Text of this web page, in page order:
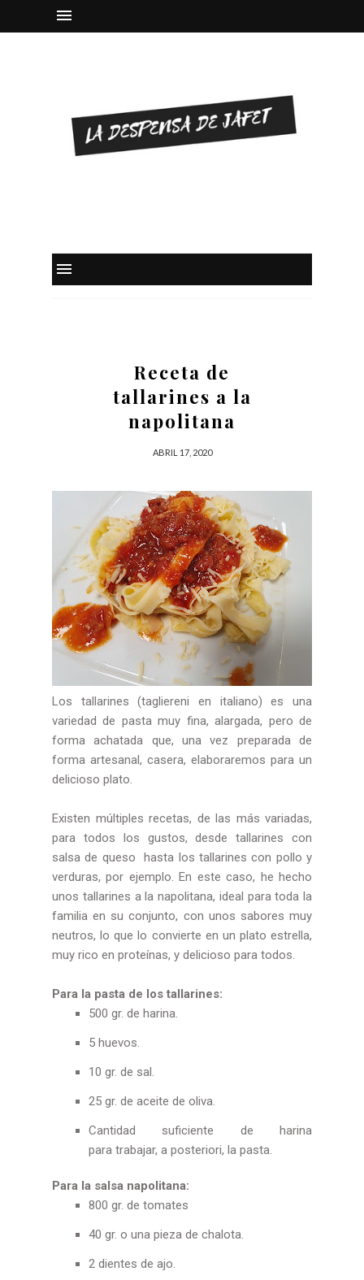
Receta de
tallarines a la
napolitana
ABRIL 17, 2020
Los tallarines (tagliereni en italiano) es una
variedad de pasta muy fina, alargada, pero de
forma achatada que, una vez preparada de
forma artesanal, casera, elaboraremos para un
delicioso plato.
Existen múltiples recetas, de las más variadas,
para todos los gustos, desde tallarines con
salsa de queso hasta los tallarines con pollo y
verduras, por ejemplo. En este caso, he hecho
unos tallarines a la napolitana, ideal para toda la
familia en su conjunto, con unos sabores muy
neutros, lo que lo convierte en un plato estrella,
muy rico en proteínas, y delicioso para todos.
Para la pasta de los tallarines:
500 gr. de harina.
5 huevos.
10 gr. de sal.
25 gr. de aceite de oliva.
Cantidad suficiente de harina
para trabajar, a posteriori, la pasta.
Para la salsa napolitana:
800 gr. de tomates
40 gr. o una pieza de chalota.
2 dientes de ajo.